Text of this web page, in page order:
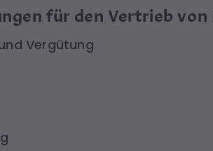
für den Vertrieb von
Vergütung